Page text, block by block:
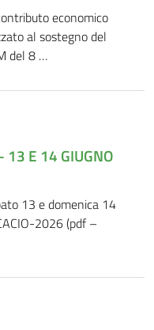
economico
al sostegno del
del 8 …
13 E 14 GIUGNO
13 e domenica 14
2026 (pdf –